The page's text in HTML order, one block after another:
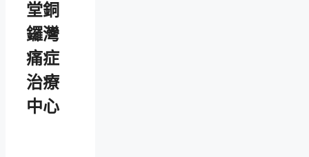
堂銅
鑼灣
痛症
治療
中心